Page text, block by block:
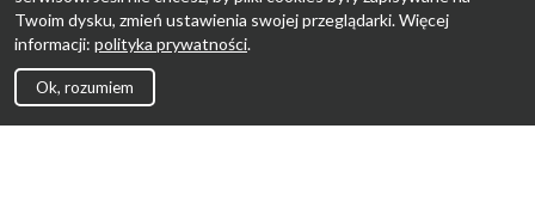
Twoim dysku, zmień ustawienia swojej przeglądarki. Więcej
informacji: polityka prywatności.
Ok, rozumiem